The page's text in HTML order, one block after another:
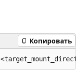
Копировать